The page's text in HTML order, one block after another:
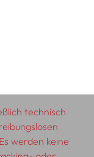
technisch
werden keine